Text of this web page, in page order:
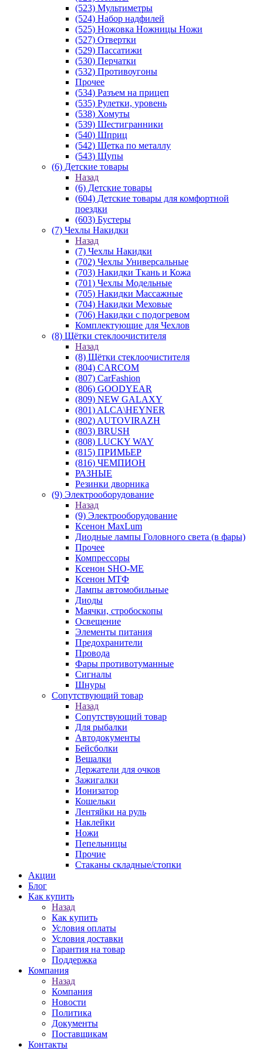
(523) Мультиметры
(524) Набор надфилей
(525) Ножовка Ножницы Ножи
(527) Отвертки
(529) Пассатижи
(530) Перчатки
(532) Противоугоны
Прочее
(534) Разъем на прицеп
(535) Рулетки, уровень
(538) Хомуты
(539) Шестигранники
(540) Шприц
(542) Щетка по металлу
(543) Щупы
(6) Детские товары
Назад
(6) Детские товары
(604) Детские товары для комфортной
поездки
(603) Бустеры
(7) Чехлы Накидки
Назад
(7) Чехлы Накидки
(702) Чехлы Универсальные
(703) Накидки Ткань и Кожа
(701) Чехлы Модельные
(705) Накидки Массажные
(704) Накидки Меховые
(706) Накидки с подогревом
Комплектующие для Чехлов
(8) Щётки стеклоочистителя
Назад
(8) Щётки стеклоочистителя
(804) CARCOM
(807) CarFashion
(806) GOODYEAR
(809) NEW GALAXY
(801) ALCA\HEYNER
(802) AUTOVIRAZH
(803) BRUSH
(808) LUCKY WAY
(815) ПРИМЬЕР
(816) ЧЕМПИОН
РАЗНЫЕ
Резинки дворника
(9) Электрооборудование
Назад
(9) Электрооборудование
Ксенон MaxLum
Диодные лампы Головного света (в фары)
Прочее
Компрессоры
Ксенон SHO-ME
Ксенон МТФ
Лампы автомобильные
Диоды
Маячки, стробоскопы
Освещение
Элементы питания
Предохранители
Провода
Фары противотуманные
Сигналы
Шнуры
Сопутствующий товар
Назад
Сопутствующий товар
Для рыбалки
Автодокументы
Бейсболки
Вешалки
Держатели для очков
Зажигалки
Ионизатор
Кошельки
Лентяйки на руль
Наклейки
Ножи
Пепельницы
Прочие
Стаканы складные/стопки
Акции
Блог
Как купить
Назад
Как купить
Условия оплаты
Условия доставки
Гарантия на товар
Поддержка
Компания
Назад
Компания
Новости
Политика
Документы
Поставщикам
Контакты